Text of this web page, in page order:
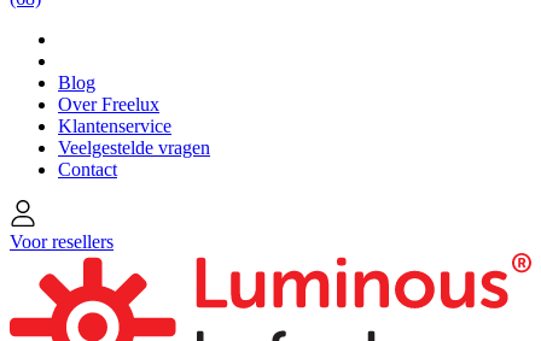
Blog
Over Freelux
Klantenservice
Veelgestelde vragen
Contact
Voor resellers